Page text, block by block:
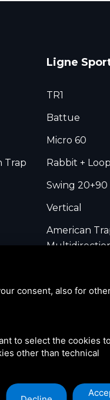
Trap
Ligne
TR1
Battue
Micro 60
Rabbit +
Swing 20+90
Vertical
American
di Google.
consent, also for
to select the cookies
other than technical